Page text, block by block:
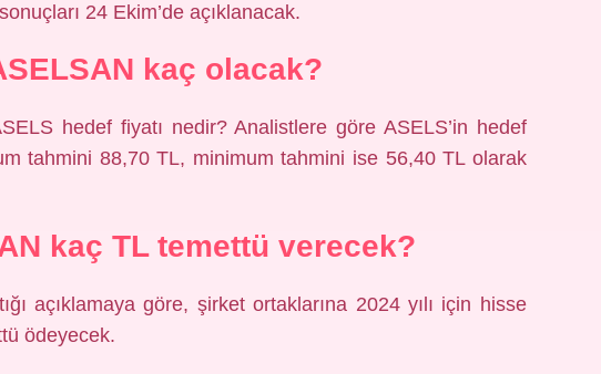
24 Ekim’de açıklanacak.
kaç olacak?
hedef fiyatı nedir? Analistlere göre ASELS’in hedef
tahmini 88,70 TL, minimum tahmini ise 56,40 TL olarak
kaç TL temettü verecek?
açıklamaya göre, şirket ortaklarına 2024 yılı için hisse
ödeyecek.